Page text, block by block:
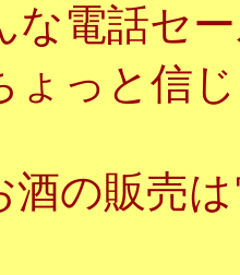
な電話セ
ょっと信
酒の販売